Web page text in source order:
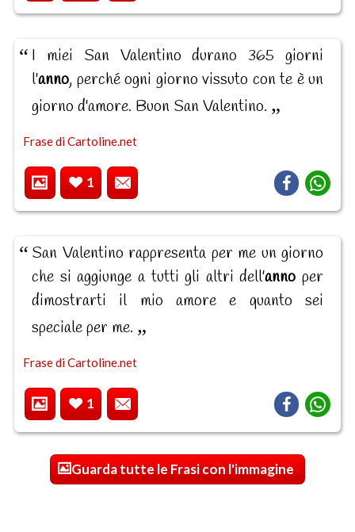
I miei San Valentino durano 365 giorni
l'anno, perché ogni giorno vissuto con te è un
giorno d'amore. Buon San Valentino.
Frase di Cartoline.net
1
San Valentino rappresenta per me un giorno
che si aggiunge a tutti gli altri dell'anno per
dimostrarti il mio amore e quanto sei
speciale per me.
Frase di Cartoline.net
1
Guarda tutte le Frasi con l'immagine